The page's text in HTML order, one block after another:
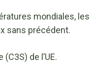
mondiales, les
sans précédent.
de l’UE.